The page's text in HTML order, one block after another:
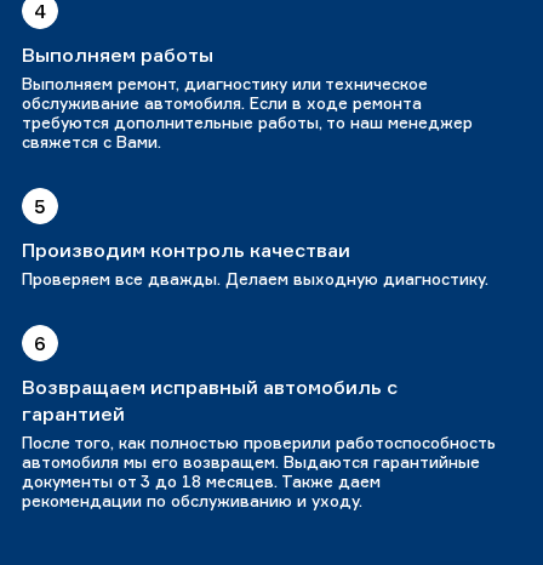
4
Выполняем работы
Выполняем ремонт, диагностику или техническое
обслуживание автомобиля. Если в ходе ремонта
требуются дополнительные работы, то наш менеджер
свяжется с Вами.
5
Производим контроль качестваи
Проверяем все дважды. Делаем выходную диагностику.
6
Возвращаем исправный автомобиль с
гарантией
После того, как полностью проверили работоспособность
автомобиля мы его возвращем. Выдаются гарантийные
документы от 3 до 18 месяцев. Также даем
рекомендации по обслуживанию и уходу.